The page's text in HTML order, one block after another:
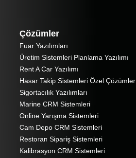
Çözümler
Fuar Yazılımları
Üretim Sistemleri Planlama Yazılımı
Rent A Car Yazılımı
Hasar Takip Sistemleri Özel Çözümler
Sigortacılık Yazılımları
Marine CRM Sistemleri
Online Yarışma Sistemleri
Cam Depo CRM Sistemleri
Restoran Sipariş Sistemleri
Kalibrasyon CRM Sistemleri